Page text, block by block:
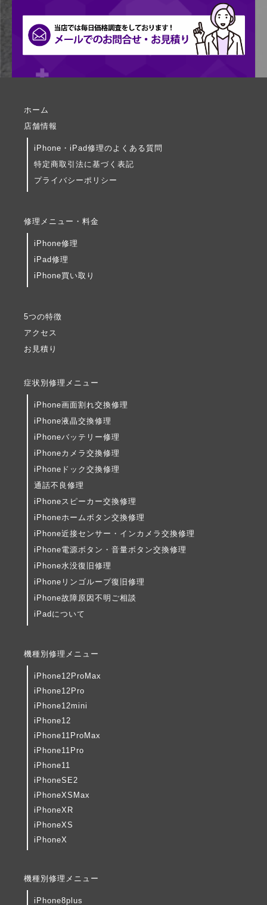
ホーム
店舗情報
iPhone・iPad修理のよくある質問
特定商取引法に基づく表記
プライバシーポリシー
修理メニュー・料金
iPhone修理
iPad修理
iPhone買い取り
5つの特徴
アクセス
お見積り
症状別修理メニュー
iPhone画面割れ交換修理
iPhone液晶交換修理
iPhoneバッテリー修理
iPhoneカメラ交換修理
iPhoneドック交換修理
通話不良修理
iPhoneスピーカー交換修理
iPhoneホームボタン交換修理
iPhone近接センサー・インカメラ交換修理
iPhone電源ボタン・音量ボタン交換修理
iPhone水没復旧修理
iPhoneリンゴループ復旧修理
iPhone故障原因不明ご相談
iPadについて
機種別修理メニュー
iPhone12ProMax
iPhone12Pro
iPhone12mini
iPhone12
iPhone11ProMax
iPhone11Pro
iPhone11
iPhoneSE2
iPhoneXSMax
iPhoneXR
iPhoneXS
iPhoneX
機種別修理メニュー
iPhone8plus